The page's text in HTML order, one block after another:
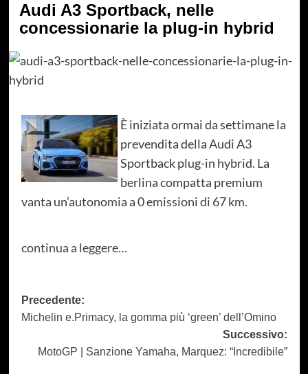
Audi A3 Sportback, nelle
concessionarie la plug-in hybrid
È iniziata ormai da settimane la
prevendita della Audi A3
Sportback plug-in hybrid. La
berlina compatta premium
vanta un’autonomia a 0 emissioni di 67 km.
continua a leggere…
Navigazione
articolo
Precedente:
Michelin e.Primacy, la gomma più ‘green’ dell’Omino
Successivo:
MotoGP | Sanzione Yamaha, Marquez: “Incredibile”